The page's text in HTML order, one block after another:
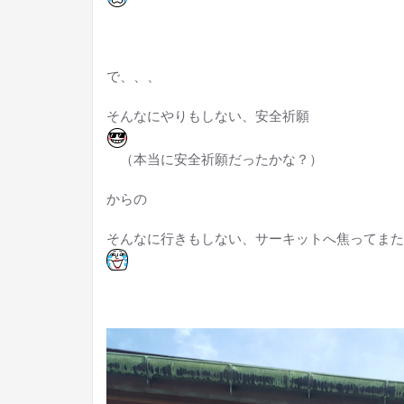
で、、、
そんなにやりもしない、安全祈願
（本当に安全祈願だったかな？）
からの
そんなに行きもしない、サーキットへ焦ってま